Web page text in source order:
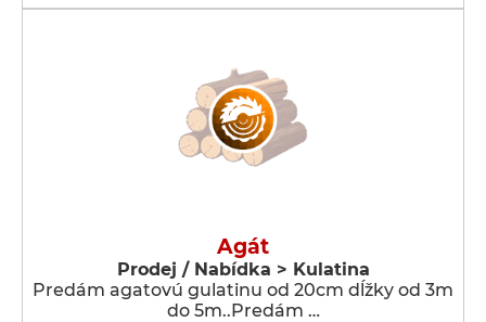
Agát
Prodej / Nabídka > Kulatina
Predám agatovú gulatinu od 20cm dĺžky od 3m
do 5m..Predám …